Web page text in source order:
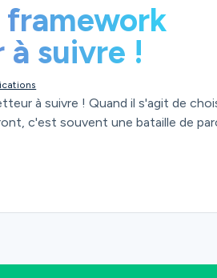
framework
suivre !
à suivre ! Quand il s'agit de
c'est souvent une bataille de